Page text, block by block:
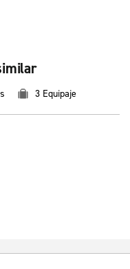
3 Equipaje